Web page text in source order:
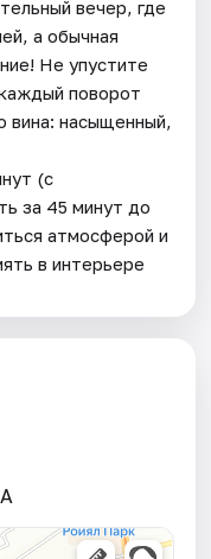
вечер, где
а обычная
Не упустите
поворот
вина: насыщенный,
(с
за 45 минут до
атмосферой и
в интерьере